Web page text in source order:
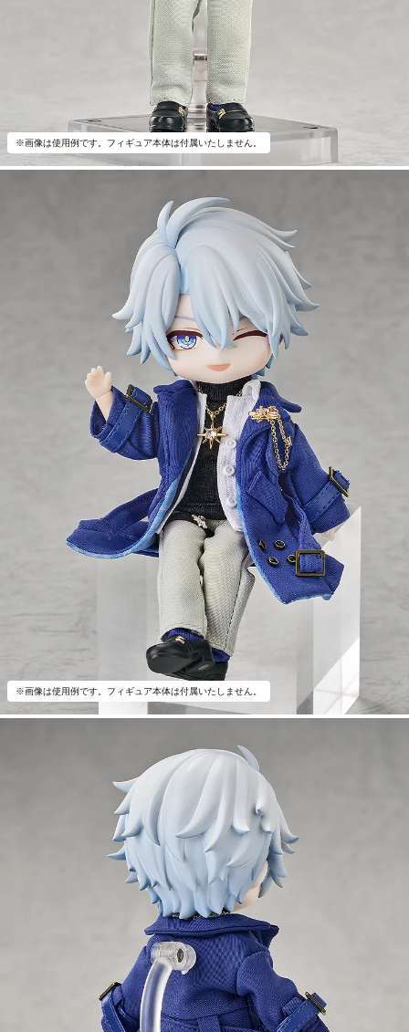
※画像は使用例です。フィギュア本体は付属いたしません。
※画像は使用例です。フィギュア本体は付属いたしません。